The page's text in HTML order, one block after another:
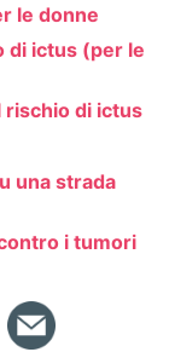
le donne
di ictus (per le
rischio di ictus
una strada
i tumori